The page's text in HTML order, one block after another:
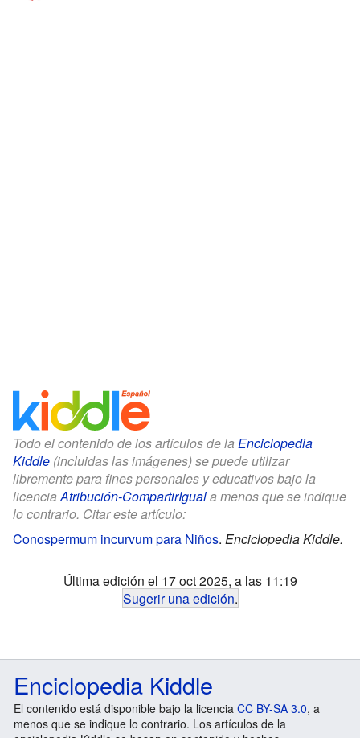
Todo el contenido de los artículos de la Enciclopedia
Kiddle (incluidas las imágenes) se puede utilizar
libremente para fines personales y educativos bajo la
licenciaAtribución-CompartirIguala menos que se indique
lo contrario. Citar este artículo:
Conospermum incurvum para Niños. Enciclopedia Kiddle.
Última edición el 17 oct 2025, a las 11:19
Sugerir una edición.
Enciclopedia Kiddle
El contenido está disponible bajo la licencia CC BY-SA 3.0, a
menos que se indique lo contrario. Los artículos de la